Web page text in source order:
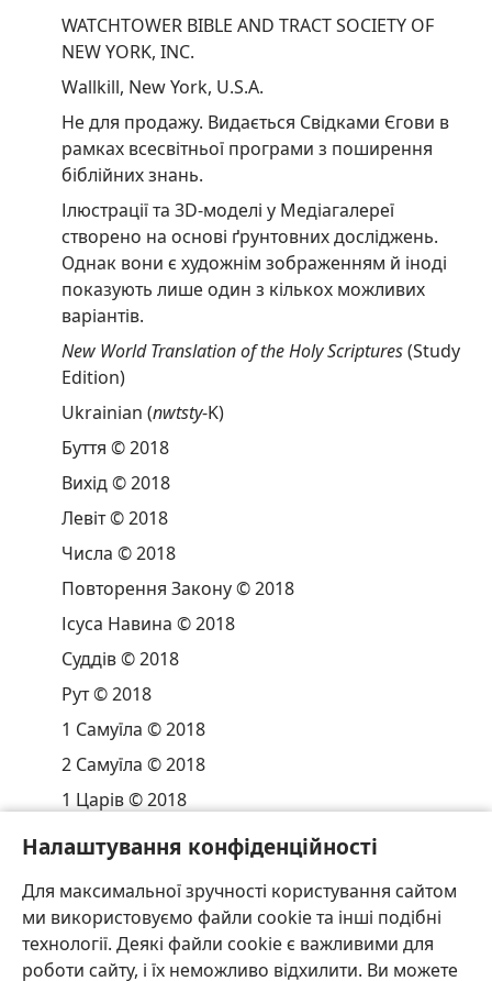
Налаштування конфіденційності
Для максимальної зручності користування сайтом
ми використовуємо файли cookie та інші подібні
технології. Деякі файли cookie є важливими для
роботи сайту, і їх неможливо відхилити. Ви можете
WATCHTOWER BIBLE AND TRACT SOCIETY OF
NEW YORK, INC.
Wallkill, New York, U.S.A.
Не для продажу. Видається Свідками Єгови в
рамках всесвітньої програми з поширення
біблійних знань.
Ілюстрації та 3D-моделі у Медіагалереї
створено на основі ґрунтовних досліджень.
Однак вони є художнім зображенням й іноді
показують лише один з кількох можливих
варіантів.
New World Translation of the Holy Scriptures(Study
Edition)
Ukrainian (nwtsty-K)
Буття © 2018
Вихід © 2018
Левіт © 2018
Числа © 2018
Повторення Закону © 2018
Ісуса Навина © 2018
Суддів © 2018
Рут © 2018
1 Самуїла © 2018
2 Самуїла © 2018
1 Царів © 2018
2 Хронік © 2018
Ездри © 2018
Неемії © 2018